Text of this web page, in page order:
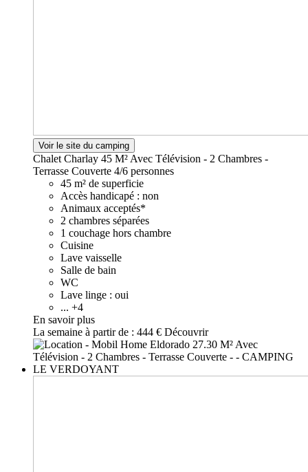
Voir le site du camping
Chalet Charlay 45 M² Avec Télévision - 2 Chambres -
Terrasse Couverte 4/6 personnes
45 m² de superficie
Accès handicapé : non
Animaux acceptés*
2 chambres séparées
1 couchage hors chambre
Cuisine
Lave vaisselle
Salle de bain
WC
Lave linge : oui
... +4
En savoir plus
La semaine à partir de : 444 € Découvrir